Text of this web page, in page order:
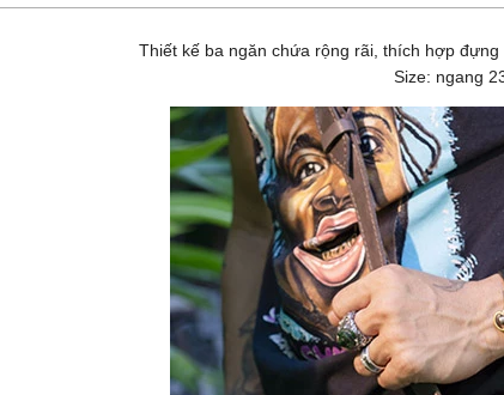
Thiết kế ba ngăn chứa rộng rãi, thích hợp
Size: ngang